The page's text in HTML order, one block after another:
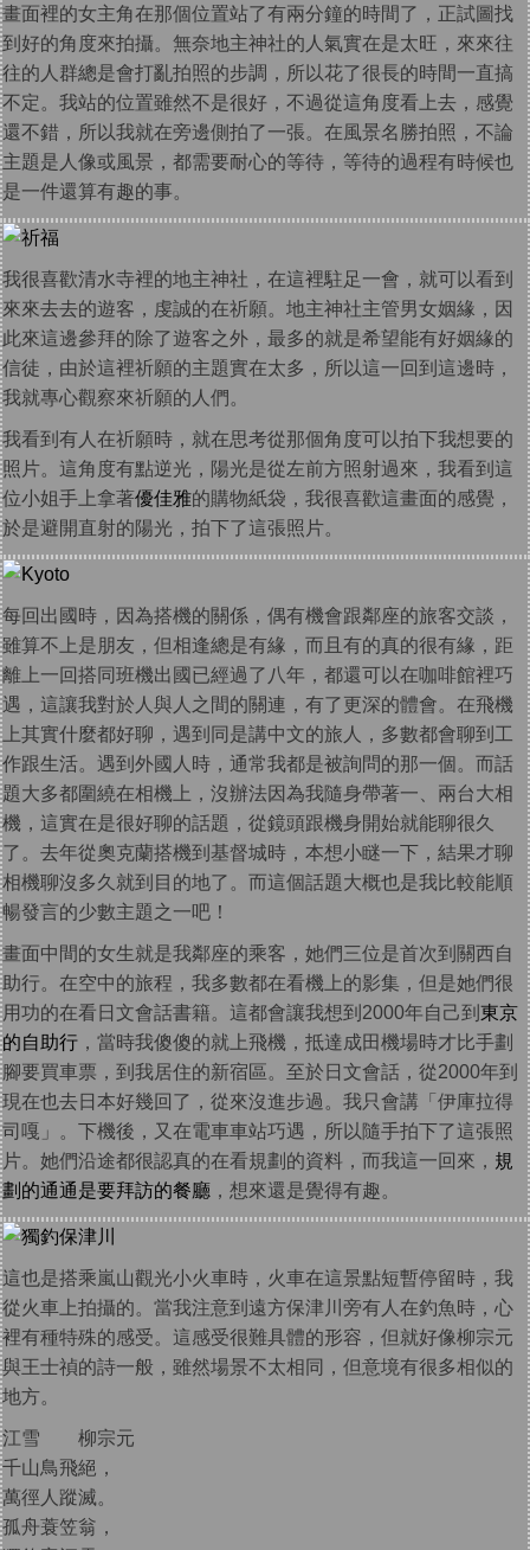
畫面裡的女主角在那個位置站了有兩分鐘的時間了，正試圖找
到好的角度來拍攝。無奈地主神社的人氣實在是太旺，來來往
往的人群總是會打亂拍照的步調，所以花了很長的時間一直搞
不定。我站的位置雖然不是很好，不過從這角度看上去，感覺
還不錯，所以我就在旁邊側拍了一張。在風景名勝拍照，不論
主題是人像或風景，都需要耐心的等待，等待的過程有時候也
是一件還算有趣的事。
我很喜歡清水寺裡的地主神社，在這裡駐足一會，就可以看到
來來去去的遊客，虔誠的在祈願。地主神社主管男女姻緣，因
此來這邊參拜的除了遊客之外，最多的就是希望能有好姻緣的
信徒，由於這裡祈願的主題實在太多，所以這一回到這邊時，
我就專心觀察來祈願的人們。
我看到有人在祈願時，就在思考從那個角度可以拍下我想要的
照片。這角度有點逆光，陽光是從左前方照射過來，我看到這
位小姐手上拿著優佳雅的購物紙袋，我很喜歡這畫面的感覺，
於是避開直射的陽光，拍下了這張照片。
每回出國時，因為搭機的關係，偶有機會跟鄰座的旅客交談，
雖算不上是朋友，但相逢總是有緣，而且有的真的很有緣，距
離上一回搭同班機出國已經過了八年，都還可以在咖啡館裡巧
遇，這讓我對於人與人之間的關連，有了更深的體會。在飛機
上其實什麼都好聊，遇到同是講中文的旅人，多數都會聊到工
作跟生活。遇到外國人時，通常我都是被詢問的那一個。而話
題大多都圍繞在相機上，沒辦法因為我隨身帶著一、兩台大相
機，這實在是很好聊的話題，從鏡頭跟機身開始就能聊很久
了。去年從奧克蘭搭機到基督城時，本想小瞇一下，結果才聊
相機聊沒多久就到目的地了。而這個話題大概也是我比較能順
暢發言的少數主題之一吧！
畫面中間的女生就是我鄰座的乘客，她們三位是首次到關西自
助行。在空中的旅程，我多數都在看機上的影集，但是她們很
用功的在看日文會話書籍。這都會讓我想到2000年自己到 東京
的自助行 ，當時我傻傻的就上飛機，抵達成田機場時才比手劃
腳要買車票，到我居住的新宿區。至於日文會話，從2000年到
現在也去日本好幾回了，從來沒進步過。我只會講「伊庫拉得
司嘎」。下機後，又在電車車站巧遇，所以隨手拍下了這張照
片。她們沿途都很認真的在看規劃的資料，而我這一回來， 規
劃的通通是要拜訪的餐廳 ，想來還是覺得有趣。
這也是搭乘嵐山觀光小火車時，火車在這景點短暫停留時，我
從火車上拍攝的。當我注意到遠方保津川旁有人在釣魚時，心
裡有種特殊的感受。這感受很難具體的形容，但就好像柳宗元
與王士禎的詩一般，雖然場景不太相同，但意境有很多相似的
地方。
江雪 柳宗元
千山鳥飛絕，
萬徑人蹤滅。
孤舟蓑笠翁，